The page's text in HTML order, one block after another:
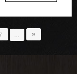
… »